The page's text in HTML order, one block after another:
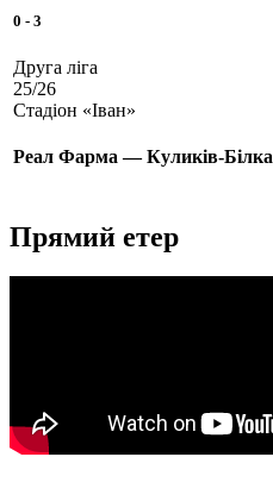
0 - 3
Друга ліга
25/26
Стадіон «Іван»
Реал Фарма — Куликів-Білка
Прямий етер